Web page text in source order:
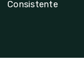
Consistente